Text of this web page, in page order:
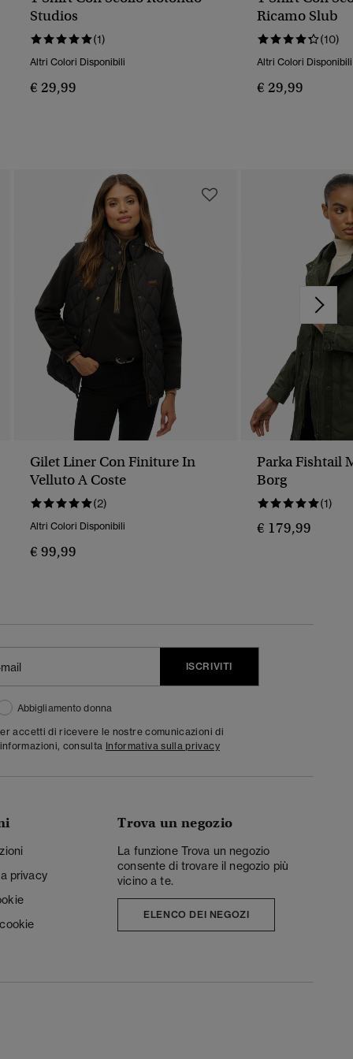
Studios
(1)
Altri Colori Disponibili
€ 29,99
Ricamo Slub
(10)
Altri Colori Disponibili
€ 29,99
Gilet Liner Con Finiture In
Velluto A Coste
(2)
Altri Colori Disponibili
€ 99,99
Parka Fishtail
Borg
(1)
€ 179,99
ISCRIVITI
Abbigliamento donna
accetti di ricevere le nostre comunicazioni di
consulta Informativa sulla privacy
privacy
Trova un negozio
La funzione Trova un negozio
consente di trovare il negozio più
vicino a te.
ELENCO DEI NEGOZI